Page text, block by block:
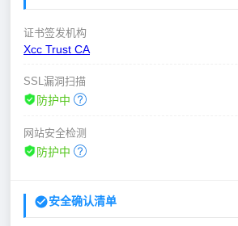
证书签发机构
Xcc Trust CA
SSL漏洞扫描
防护中
网站安全检测
防护中
安全确认清单